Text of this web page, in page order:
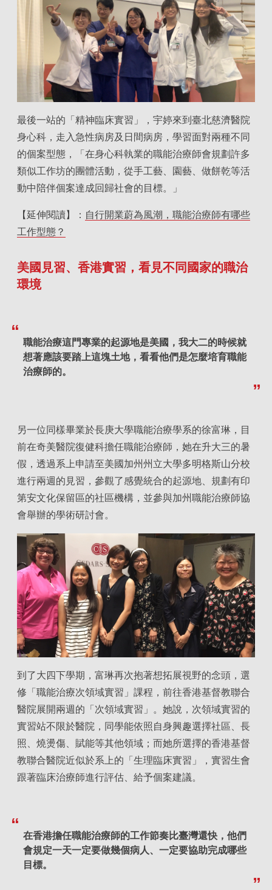
最後一站的「精神臨床實習」，宇婷來到臺北慈濟醫院
身心科，走入急性病房及日間病房，學習面對兩種不同
的個案型態，「在身心科執業的職能治療師會規劃許多
類似工作坊的團體活動，從手工藝、園藝、做餅乾等活
動中陪伴個案達成回歸社會的目標。」
【延伸閱讀】： 自行開業蔚為風潮，職能治療師有哪些
工作型態？
美國見習、香港實習，看見不同國家的職治
環境
職能治療這門專業的起源地是美國，我大二的時候就
想著應該要踏上這塊土地，看看他們是怎麼培育職能
治療師的。
另一位同樣畢業於長庚大學職能治療學系的徐富琳，目
前在奇美醫院復健科擔任職能治療師，她在升大三的暑
假，透過系上申請至美國加州州立大學多明格斯山分校
進行兩週的見習，參觀了感覺統合的起源地、規劃有印
第安文化保留區的社區機構，並參與加州職能治療師協
會舉辦的學術研討會。
到了大四下學期，富琳再次抱著想拓展視野的念頭，選
修「職能治療次領域實習」課程，前往香港基督教聯合
醫院展開兩週的「次領域實習」。她說，次領域實習的
實習站不限於醫院，同學能依照自身興趣選擇社區、長
照、燒燙傷、賦能等其他領域；而她所選擇的香港基督
教聯合醫院近似於系上的「生理臨床實習」，實習生會
跟著臨床治療師進行評估、給予個案建議。
在香港擔任職能治療師的工作節奏比臺灣還快，他們
會規定一天一定要做幾個病人、一定要協助完成哪些
目標。